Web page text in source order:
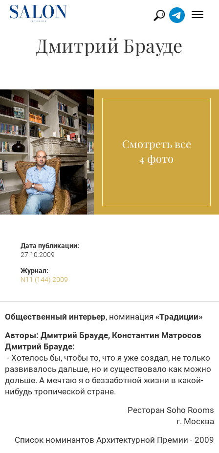
Дмитрий Брауде
Смотреть все
4 фото
Дата публикации:
27.10.2009
Журнал:
N11 (144) 2009
Общественный интерьер, номинация «Традиции»
Авторы: Дмитрий Брауде, Константин Матросов
Дмитрий Брауде:
- Хотелось бы, чтобы то, что я уже создал, не только
развивалось дальше, но и существовало как можно
дольше. А мечтаю я о беззаботной жизни в какой-
нибудь тропической стране.
Ресторан Soho Rooms
г. Москва
Список номинантов Архитектурной Премии - 2009